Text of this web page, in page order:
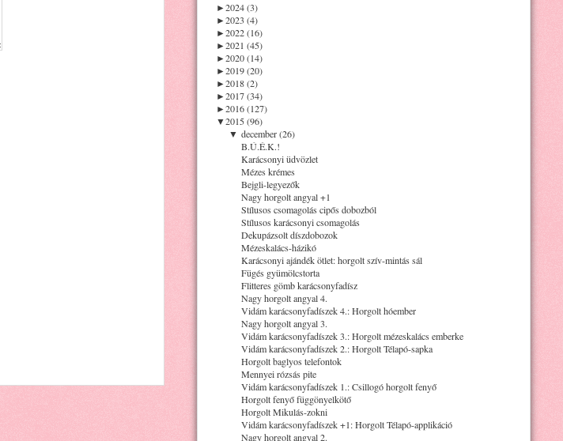
►2024 (3)
►2023 (4)
►2022 (16)
►2021 (45)
►2020 (14)
►2019 (20)
►2018 (2)
►2017 (34)
►2016 (127)
▼2015 (96)
▼ december (26)
B.Ú.É.K.!
Karácsonyi üdvözlet
Mézes krémes
Bejgli-legyezők
Nagy horgolt angyal +1
Stílusos csomagolás cipős dobozból
Stílusos karácsonyi csomagolás
Dekupázsolt díszdobozok
Mézeskalács-házikó
Karácsonyi ajándék ötlet: horgolt szív-mintás sál
Fügés gyümölcstorta
Flitteres gömb karácsonyfadísz
Nagy horgolt angyal 4.
Vidám karácsonyfadíszek 4.: Horgolt hóember
Nagy horgolt angyal 3.
Vidám karácsonyfadíszek 3.: Horgolt mézeskalács emberke
Vidám karácsonyfadíszek 2.: Horgolt Télapó-sapka
Horgolt baglyos telefontok
Mennyei rózsás pite
Vidám karácsonyfadíszek 1.: Csillogó horgolt fenyő
Horgolt fenyő függönyelkötő
Horgolt Mikulás-zokni
Vidám karácsonyfadíszek +1: Horgolt Télapó-applikáció
Nagy horgolt angyal 2.